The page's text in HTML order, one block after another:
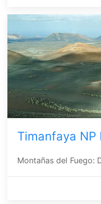
Timanfaya NP
Montañas del Fuego: